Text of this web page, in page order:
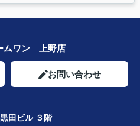
ムワン 上野店
お問い合わせ
田ビル ３階